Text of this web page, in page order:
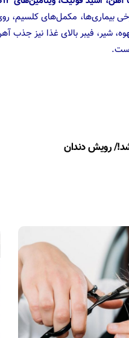
بیماری‌ها، مکمل‌های کلسیم،
شیر، فیبر بالای غذا نیز
رویش دندان